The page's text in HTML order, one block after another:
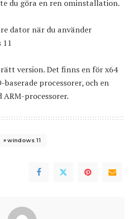
du göra en ren ominstallation.
dator när du använder
version. Det finns en för x64
processorer, och en
processorer.
windows 11